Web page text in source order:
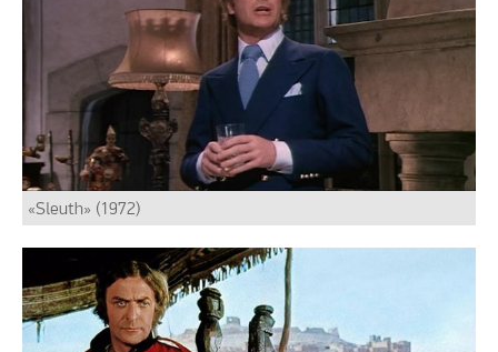
«Sleuth» (1972)